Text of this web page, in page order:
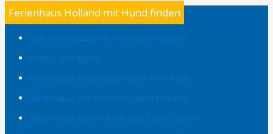
Ferienhaus Holland mit Hund finden
Alle Ferienhäuser & Ferienwohnungen
Hotels in Holland
Ferienhaus Holland am Meer mit Hund
Ferienhaus mit Pool und Hund Holland
Ferienhaus Holland mit Hund und Sauna